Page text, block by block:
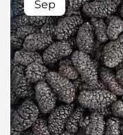
Sep